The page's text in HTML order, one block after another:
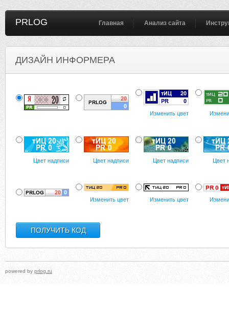
PRLOG Главная Анализ сайта
ДИЗАЙН ИНФОРМЕРА
Изменить цвет
Цвет надписи Цвет надписи Цвет надписи Цвет
Изменить цвет Изменить цвет
powered by prlog.ru